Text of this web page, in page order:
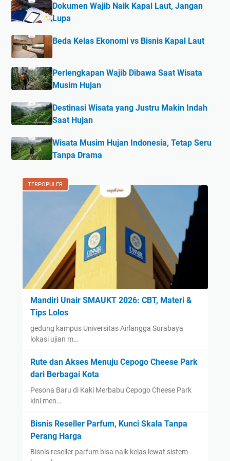
Dokumen Wajib Naik Kapal Laut, Jangan
Lupa
Beda Kelas Ekonomi vs Bisnis Kapal Laut
Perlengkapan Wajib Dibawa Saat Wisata
Musim Hujan
Destinasi Wisata yang Justru Makin Indah
Saat Hujan
Wisata Musim Hujan Indonesia, Tetap Seru
Tanpa Drama
TERPOPULER
Mandiri Unair SMAUKT 2026: CBT, Materi &
Tips Lolos
gedung kampus Universitas Airlangga Surabaya
lokasi ujian m…
Rute dan Akses Menuju Cepogo Cheese Park
dari Berbagai Kota
Pesona Baru di Kaki Merbabu Cepogo Cheese Park
kini men…
Bisnis Reseller Parfum, Kunci Skala Tanpa
Perang Harga
Bisnis reseller parfum bisa naik kelas lewat sistem